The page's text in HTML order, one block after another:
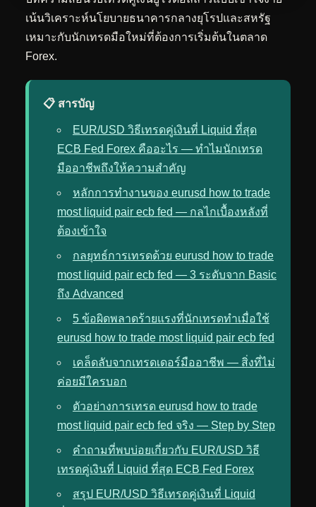
เน้นวิเคราะห์นโยบายธนาคารกลางยุโรปและสหรัฐ
เหมาะกับนักเทรดมือใหม่ที่ต้องการเริ่มต้นในตลาด
Forex.
📋 สารบัญ
EUR/USD วิธีเทรดคู่เงินที่ Liquid ที่สุด
ECB Fed Forex คืออะไร — ทำไมนักเทรด
มืออาชีพถึงให้ความสำคัญ
หลักการทำงานของ eurusd how to trade
most liquid pair ecb fed — กลไกเบื้องหลังที่
ต้องเข้าใจ
กลยุทธ์การเทรดด้วย eurusd how to trade
most liquid pair ecb fed — 3 ระดับจาก Basic
ถึง Advanced
5 ข้อผิดพลาดร้ายแรงที่นักเทรดทำเมื่อใช้
eurusd how to trade most liquid pair ecb fed
เคล็ดลับจากเทรดเดอร์มืออาชีพ — สิ่งที่ไม่
ค่อยมีใครบอก
ตัวอย่างการเทรด eurusd how to trade
most liquid pair ecb fed จริง — Step by Step
คำถามที่พบบ่อยเกี่ยวกับ EUR/USD วิธี
เทรดคู่เงินที่ Liquid ที่สุด ECB Fed Forex
สรุป EUR/USD วิธีเทรดคู่เงินที่ Liquid